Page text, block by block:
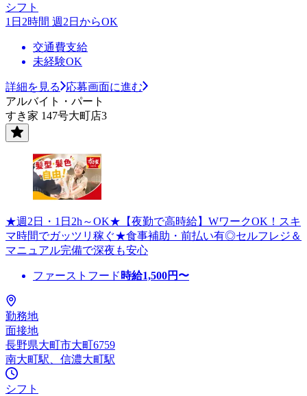
シフト
1日2時間 週2日からOK
交通費支給
未経験OK
詳細を見る
応募画面に進む
アルバイト・パート
すき家 147号大町店3
★週2日・1日2h～OK★【夜勤で高時給】WワークOK！スキ
マ時間でガッツリ稼ぐ★食事補助・前払い有◎セルフレジ＆
マニュアル完備で深夜も安心
ファーストフード 時給1,500円〜
勤務地
面接地
長野県大町市大町6759
南大町駅、信濃大町駅
シフト